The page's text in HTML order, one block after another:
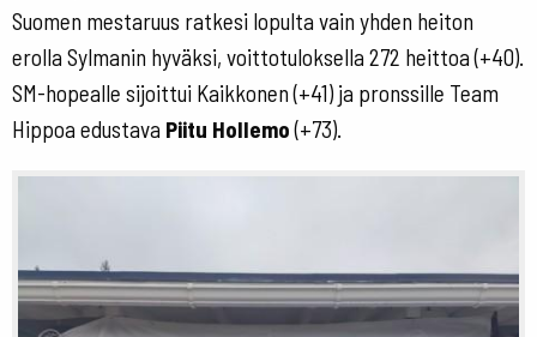
Suomen mestaruus ratkesi lopulta vain yhden heiton
erolla Sylmanin hyväksi, voittotuloksella 272 heittoa (+40).
SM-hopealle sijoittui Kaikkonen (+41) ja pronssille Team
Hippoa edustava Piitu Hollemo(+73).